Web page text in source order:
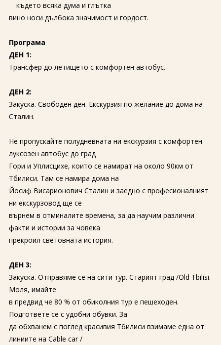
където всяка дума и глътка
вино носи дълбока значимост и гордост.
Програма
ДЕН 1:
Tрансфер до летището с комфортен автобус.
ДЕН 2:
Закуска. Свободен ден. Екскурзия по желание до дома на
Сталин.
Не пропускайте полудневната ни екскурзия с комфортен
луксозен автобус до град
Гори и Уплисцихе, които се намират на около 90км от
Тбилиси. Там се намира дома на
Йосиф Висарионович Сталин и заедно с професионалният
ни екскурзовод ще се
върнем в отминалите времена, за да научим различни
факти и истории за човека
прекроил световната история.
ДЕН 3:
Закуска. Отправяме се на сити тур. Старият град /Old Tbilisi.
Моля, имайте
в предвид че 80 % от обиколния тур е пешеходен.
Подгответе се с удобни обувки. За
да обхванем с поглед красивия Тбилиси взимаме една от
линиите на Cable car /